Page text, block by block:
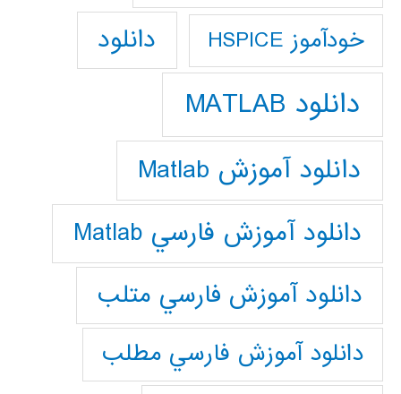
خودآموز HSPICE دانلود
دانلود MATLAB
دانلود آموزش Matlab
دانلود آموزش فارسي Matlab
دانلود آموزش فارسي متلب
دانلود آموزش فارسي مطلب